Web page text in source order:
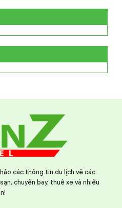
các thông tin du lịch về các
chuyến bay, thuê xe và nhiều